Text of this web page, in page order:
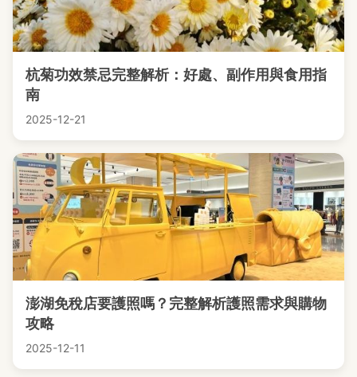
杭菊功效禁忌完整解析：好處、副作用與食用指
南
2025-12-21
澎湖免稅店要護照嗎？完整解析護照需求與購物
攻略
2025-12-11